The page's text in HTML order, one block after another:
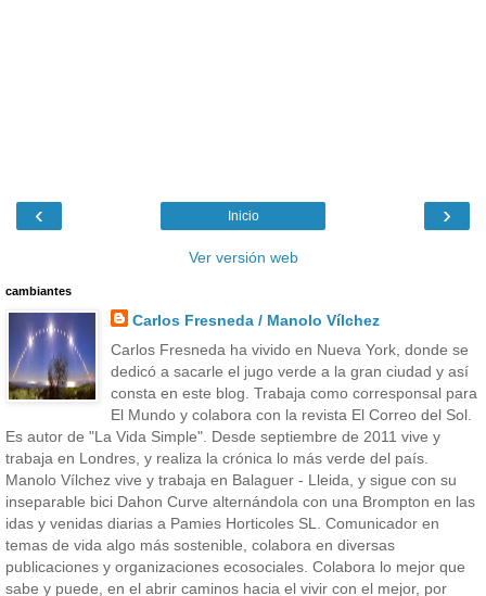
‹ ›
Inicio
Ver versión web
cambiantes
Carlos Fresneda / Manolo Vílchez
Carlos Fresneda ha vivido en Nueva York, donde se
dedicó a sacarle el jugo verde a la gran ciudad y así
consta en este blog. Trabaja como corresponsal para
El Mundo y colabora con la revista El Correo del Sol.
Es autor de "La Vida Simple". Desde septiembre de 2011 vive y
trabaja en Londres, y realiza la crónica lo más verde del país.
Manolo Vílchez vive y trabaja en Balaguer - Lleida, y sigue con su
inseparable bici Dahon Curve alternándola con una Brompton en las
idas y venidas diarias a Pamies Horticoles SL. Comunicador en
temas de vida algo más sostenible, colabora en diversas
publicaciones y organizaciones ecosociales. Colabora lo mejor que
sabe y puede, en el abrir caminos hacia el vivir con el mejor, por